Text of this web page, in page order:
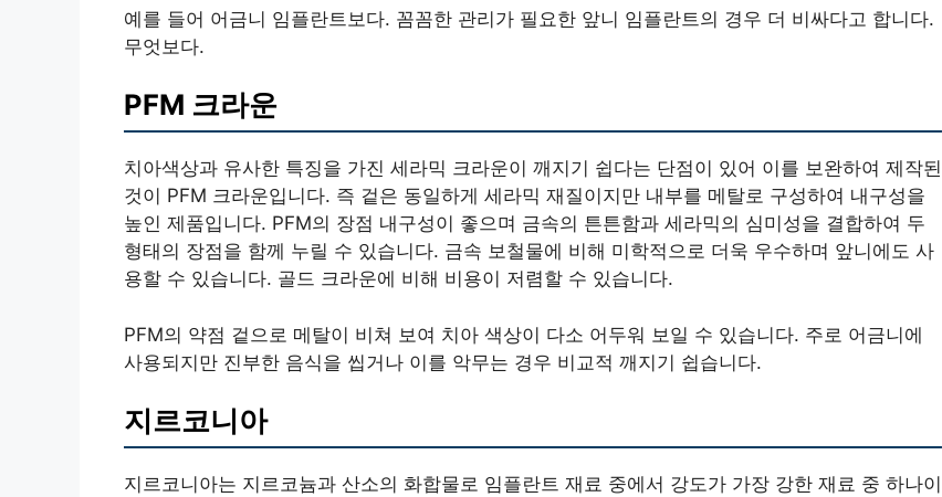
예를 들어 어금니 임플란트보다. 꼼꼼한 관리가 필요한 앞니 임플란트의 경우 더 비싸다고 합니다.
무엇보다.
PFM 크라운
치아색상과 유사한 특징을 가진 세라믹 크라운이 깨지기 쉽다는 단점이 있어 이를 보완하여 제작된
것이 PFM 크라운입니다. 즉 겉은 동일하게 세라믹 재질이지만 내부를 메탈로 구성하여 내구성을
높인 제품입니다. PFM의 장점 내구성이 좋으며 금속의 튼튼함과 세라믹의 심미성을 결합하여 두
형태의 장점을 함께 누릴 수 있습니다. 금속 보철물에 비해 미학적으로 더욱 우수하며 앞니에도 사
용할 수 있습니다. 골드 크라운에 비해 비용이 저렴할 수 있습니다.
PFM의 약점 겉으로 메탈이 비쳐 보여 치아 색상이 다소 어두워 보일 수 있습니다. 주로 어금니에
사용되지만 진부한 음식을 씹거나 이를 악무는 경우 비교적 깨지기 쉽습니다.
지르코니아
지르코니아는 지르코늄과 산소의 화합물로 임플란트 재료 중에서 강도가 가장 강한 재료 중 하나이